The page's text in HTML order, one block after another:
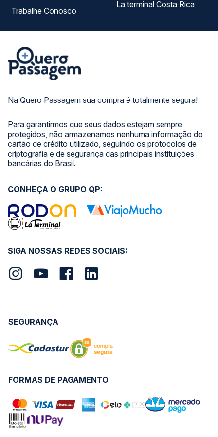
Na Quero Passagem sua compra é totalmente segura!
Para garantirmos que seus dados estejam sempre
protegidos, não armazenamos nenhuma informação do
cartão de crédito utilizado, seguindo os protocolos de
criptografia e de segurança das principais instituições
bancárias do Brasil.
Trabalhe Conosco
La terminal Costa Rica
SIGA NOSSAS REDES SOCIAIS:
CONHEÇA O GRUPO QP:
FORMAS DE PAGAMENTO
SEGURANÇA